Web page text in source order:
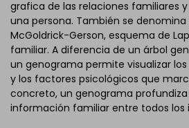
grafica de las relaciones familiares
una persona. También se
McGoldrick-Gerson, esquema de
familiar. A diferencia de un árbol
un genograma permite visualizar
y los factores psicológicos que
concreto, un genograma
información familiar entre todos los